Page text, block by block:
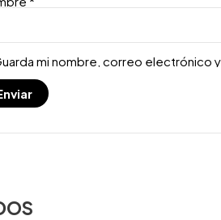
mi nombre, correo electrónico